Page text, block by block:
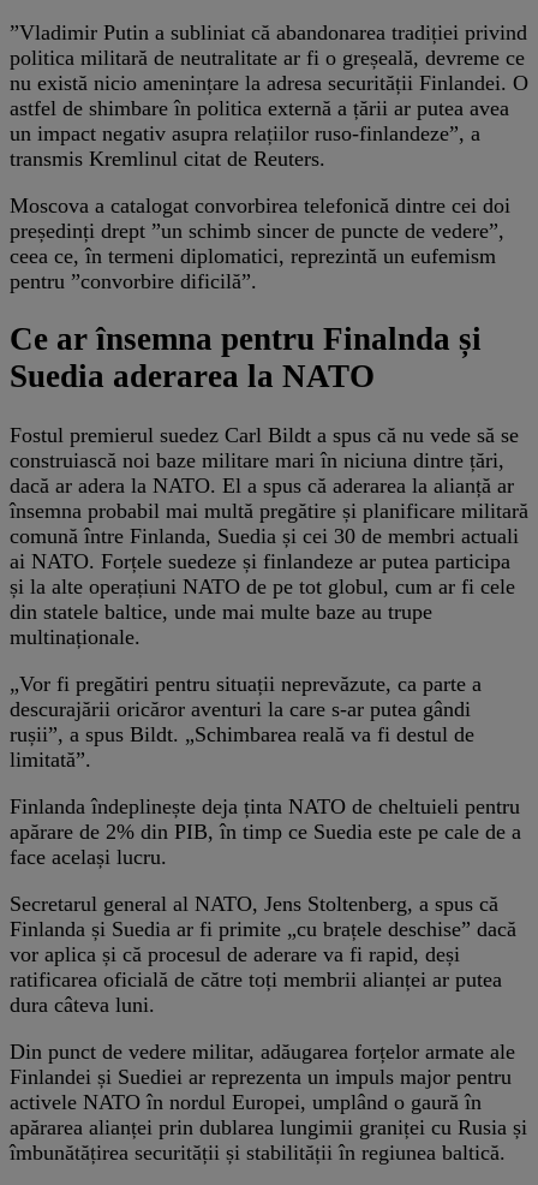
”Vladimir Putin a subliniat că abandonarea tradiției privind
politica militară de neutralitate ar fi o greșeală, devreme ce
nu există nicio amenințare la adresa securității Finlandei. O
astfel de shimbare în politica externă a țării ar putea avea
un impact negativ asupra relațiilor ruso-finlandeze”, a
transmis Kremlinul citat de Reuters.
Moscova a catalogat convorbirea telefonică dintre cei doi
președinți drept ”un schimb sincer de puncte de vedere”,
ceea ce, în termeni diplomatici, reprezintă un eufemism
pentru ”convorbire dificilă”.
Ce ar însemna pentru Finalnda și
Suedia aderarea la NATO
Fostul premierul suedez Carl Bildt a spus că nu vede să se
construiască noi baze militare mari în niciuna dintre țări,
dacă ar adera la NATO. El a spus că aderarea la alianță ar
însemna probabil mai multă pregătire și planificare militară
comună între Finlanda, Suedia și cei 30 de membri actuali
ai NATO. Forțele suedeze și finlandeze ar putea participa
și la alte operațiuni NATO de pe tot globul, cum ar fi cele
din statele baltice, unde mai multe baze au trupe
multinaționale.
„Vor fi pregătiri pentru situații neprevăzute, ca parte a
descurajării oricăror aventuri la care s-ar putea gândi
rușii”, a spus Bildt. „Schimbarea reală va fi destul de
limitată”.
Finlanda îndeplinește deja ținta NATO de cheltuieli pentru
apărare de 2% din PIB, în timp ce Suedia este pe cale de a
face același lucru.
Secretarul general al NATO, Jens Stoltenberg, a spus că
Finlanda și Suedia ar fi primite „cu brațele deschise” dacă
vor aplica și că procesul de aderare va fi rapid, deși
ratificarea oficială de către toți membrii alianței ar putea
dura câteva luni.
Din punct de vedere militar, adăugarea forțelor armate ale
Finlandei și Suediei ar reprezenta un impuls major pentru
activele NATO în nordul Europei, umplând o gaură în
apărarea alianței prin dublarea lungimii graniței cu Rusia și
îmbunătățirea securității și stabilității în regiunea baltică.